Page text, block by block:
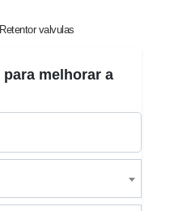
Retentor valvulas
melhorar a